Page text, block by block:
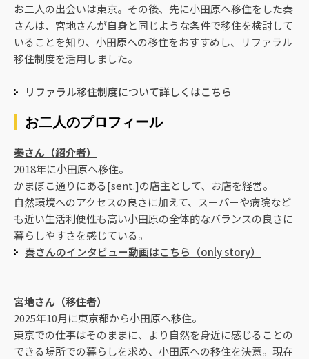
お二人の出会いは東京。その後、先に小田原へ移住をした秦
さんは、宮地さんが自身と同じような条件で移住を検討して
いることを知り、小田原への移住をおすすめし、リファラル
移住制度を活用しました。
リファラル移住制度について詳しくはこちら
お二人のプロフィール
秦さん（紹介者）
2018年に小田原へ移住。
かまぼこ通りにある[sent.]の店主として、お店を経営。
自然環境へのアクセスの良さに加えて、スーパーや病院など
も近い生活利便性も高い小田原の全体的なバランスの良さに
暮らしやすさを感じている。
秦さんのインタビュー動画はこちら（only story）
宮地さん（移住者）
2025年10月に東京都から小田原へ移住。
東京での仕事はそのままに、より自然を身近に感じることの
できる場所での暮らしを求め、小田原への移住を決意。 現在